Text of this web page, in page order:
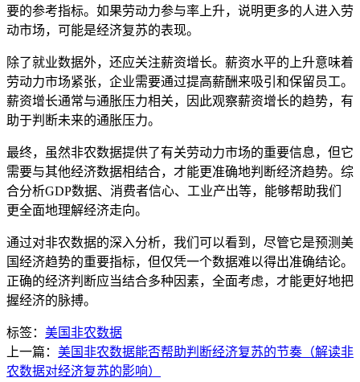
要的参考指标。如果劳动力参与率上升，说明更多的人进入劳
动市场，可能是经济复苏的表现。
除了就业数据外，还应关注薪资增长。薪资水平的上升意味着
劳动力市场紧张，企业需要通过提高薪酬来吸引和保留员工。
薪资增长通常与通胀压力相关，因此观察薪资增长的趋势，有
助于判断未来的通胀压力。
最终，虽然非农数据提供了有关劳动力市场的重要信息，但它
需要与其他经济数据相结合，才能更准确地判断经济趋势。综
合分析GDP数据、消费者信心、工业产出等，能够帮助我们
更全面地理解经济走向。
通过对非农数据的深入分析，我们可以看到，尽管它是预测美
国经济趋势的重要指标，但仅凭一个数据难以得出准确结论。
正确的经济判断应当结合多种因素，全面考虑，才能更好地把
握经济的脉搏。
标签： 美国非农数据
上一篇： 美国非农数据能否帮助判断经济复苏的节奏（解读非
农数据对经济复苏的影响）